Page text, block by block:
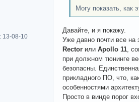
13-08-10
Могу показать, как
Давайте, и я покажу.
Уже давно почти все на
Rector или Apollo 11,
при должном тюнинге
безопасны.
прикладного ПО, что,
особенностями
Просто в винде порог